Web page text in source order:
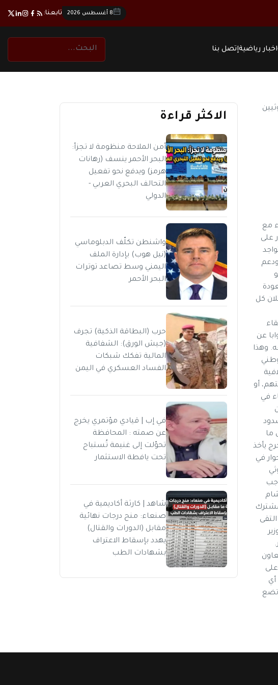
8 أغسطس 2026 تابعنا:
اخبار رياضيةإتصل بنا
مع
على
صنعاء منذ الحادي والعشرين من سبتمبر 2014. ويتواجد
كل
عن
وهذا
أو
في
ما
يأخذ
في
“سأرتكز على
تضع
الاكثر قراءة
أمن الملاحة منظومة لا تجزأ:
البحر الأحمر ينسف (رهانات
هرمز) ويدفع نحو تفعيل
التحالف البحري العربي -
الدولي
واشنطن تكلّف الدبلوماسي
(نيل هوب) بإدارة الملف
اليمني وسط تصاعد توترات
البحر الأحمر
حرب (البطاقة الذكية) تجرف
(جيش الورق): الشفافية
المالية تفكك شبكات
الفساد العسكري في اليمن
في إب | قيادي مؤتمري يخرج
عن صمته : المحافظة
تحوّلت إلى غنيمة تُستباح
تحت يافطة الاستثمار
شاهد | كارثة أكاديمية في
صنعاء: منح درجات نهائية
مقابل (الدورات والقتال)
يهدد بإسقاط الاعتراف
بشهادات الطب